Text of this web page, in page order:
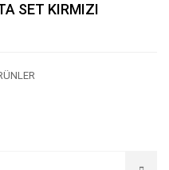
SET KIRMIZI